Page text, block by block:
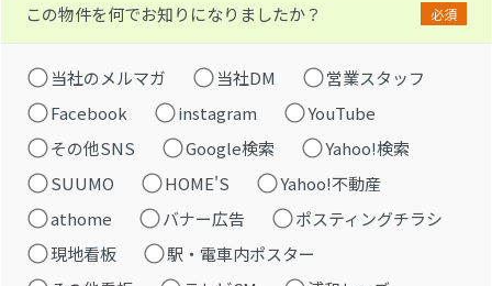
この物件を何でお知りになりましたか？ 必須
当社のメルマガ 当社DM
営業スタッフ
Facebook
instagram
YouTube
その他SNS
Google検索
Yahoo!検索
SUUMO
HOME'S
Yahoo!不動産
athome
バナー広告
ポスティングチラシ
現地看板
駅・電車内ポスター